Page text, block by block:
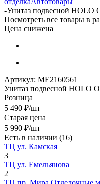
-Унитаз подвесной HOLO
Посмотреть все товары в
Цена снижена
Артикул: МЕ2160561
Унитаз подвесной HOLO
Розница
5 490 ₽/шт
Старая цена
5 990 ₽/шт
Есть в наличии (16)
ТЦ ул. Камская
3
ТЦ ул. Емельянова
2